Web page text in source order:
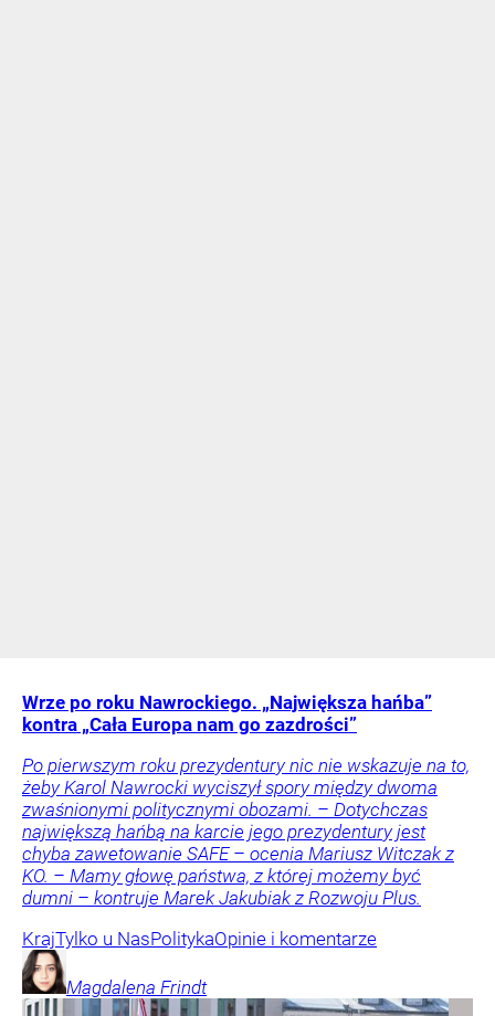
Wrze po roku Nawrockiego. „Największa hańba”
kontra „Cała Europa nam go zazdrości”
Po pierwszym roku prezydentury nic nie wskazuje na to,
żeby Karol Nawrocki wyciszył spory między dwoma
zwaśnionymi politycznymi obozami. – Dotychczas
największą hańbą na karcie jego prezydentury jest
chyba zawetowanie SAFE – ocenia Mariusz Witczak z
KO. – Mamy głowę państwa, z której możemy być
dumni – kontruje Marek Jakubiak z Rozwoju Plus.
KrajTylko u NasPolitykaOpinie i komentarze
Magdalena Frindt